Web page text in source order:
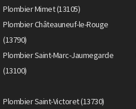
Plombier Mimet (13105)
Plombier Châteauneuf-le-Rouge
(13790)
Plombier Saint-Marc-Jaumegarde
(13100)
Plombier Saint-Victoret (13730)